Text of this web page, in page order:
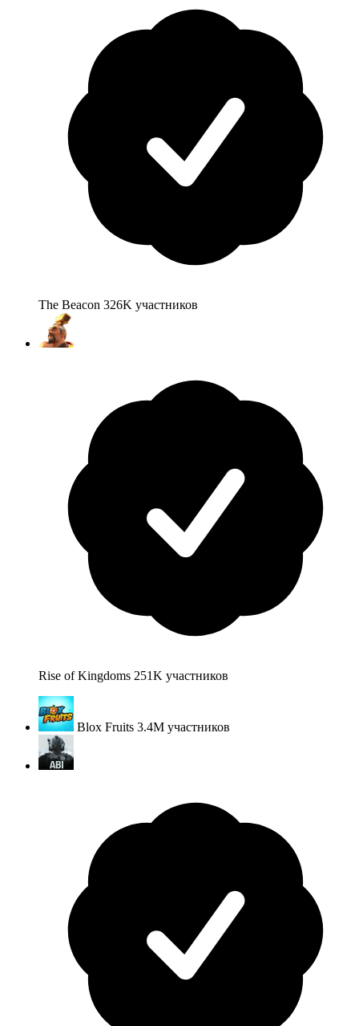
The Beacon 326K участников
Rise of Kingdoms 251K участников
Blox Fruits 3.4M участников